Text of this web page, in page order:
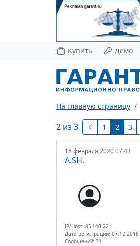
Купить Демо
На главную страницу
2 из 3 1 2 3
18 февраля 2020 07:43
A.SH.
IP/Host: 85.140.22.---
Дата регистрации: 07.12.2018
Сообщений: 31